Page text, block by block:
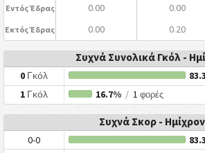
Εντός Έδρας 0.00 0.00
Εκτός Έδρας 0.00 0.20
Συχνά Συνολικά Γκόλ -
0 Γκόλ
1 Γκόλ 16.7% / 1φορές
Συχνά Σκορ -
0-0